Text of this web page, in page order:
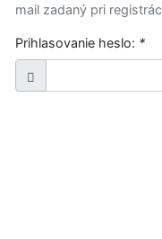
mail zadaný pri
Prihlasovanie heslo: *